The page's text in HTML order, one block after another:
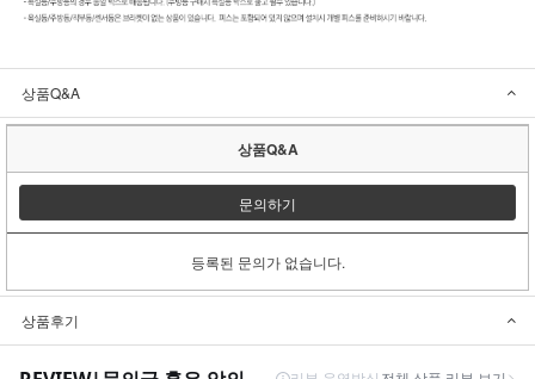
상품Q&A
상품Q&A
문의하기
등록된 문의가 없습니다.
상품후기